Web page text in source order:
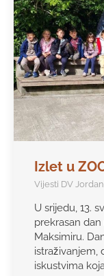
Izlet u
Vijesti DV
U srijedu, 13.
prekrasan
Maksimiru.
istraživanjem,
iskustvima